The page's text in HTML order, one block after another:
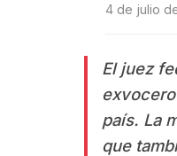
4 de julio
El juez
país. La
que